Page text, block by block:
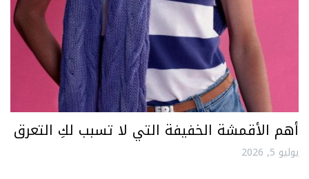
أهم الأقمشة الخفيفة التي لا تسبب لكِ التعرق
يوليو 5, 2026